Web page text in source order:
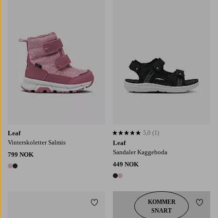
Leaf
Vinterskoletter Salmis
799 NOK
2 farger
Leaf
Sandaler Kaggeboda
449 NOK
2 farger
5,0 basert på 1 karaktergivninger
5,0 (1)
Legg til favoritterKOMMER
SNART